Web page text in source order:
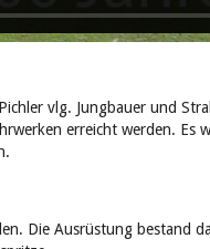
vlg. Jungbauer und
erreicht werden. Es
Die Ausrüstung bestand